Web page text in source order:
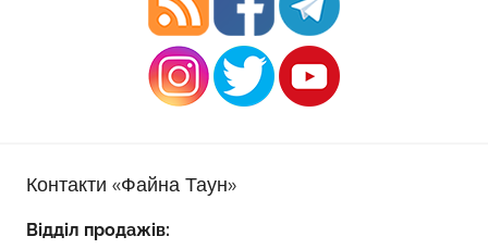
Контакти «Файна Таун»
Відділ продажів: